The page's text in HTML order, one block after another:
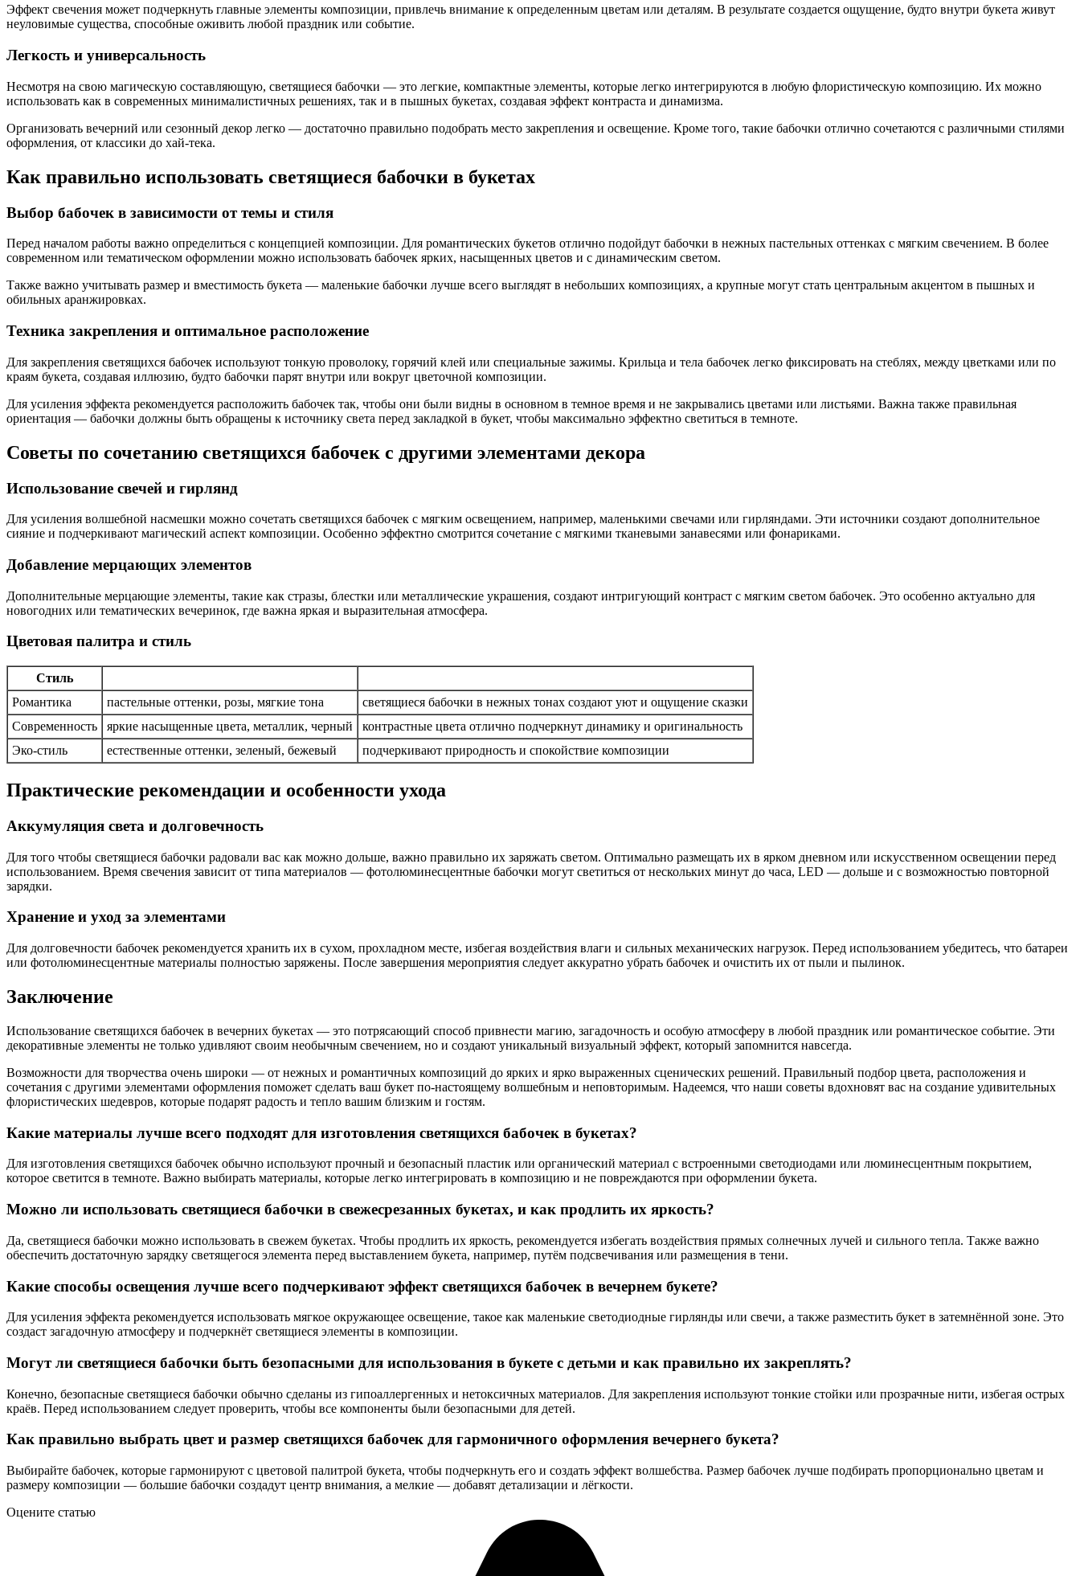
Эффект свечения может подчеркнуть главные элементы композиции, привлечь внимание к определенным цветам или деталям. В результате создается ощущение, будто внутри букета живут
неуловимые существа, способные оживить любой праздник или событие.
Легкость и универсальность
Несмотря на свою магическую составляющую, светящиеся бабочки — это легкие, компактные элементы, которые легко интегрируются в любую флористическую композицию. Их можно
использовать как в современных минималистичных решениях, так и в пышных букетах, создавая эффект контраста и динамизма.
Организовать вечерний или сезонный декор легко — достаточно правильно подобрать место закрепления и освещение. Кроме того, такие бабочки отлично сочетаются с различными стилями
оформления, от классики до хай-тека.
Как правильно использовать светящиеся бабочки в букетах
Выбор бабочек в зависимости от темы и стиля
Перед началом работы важно определиться с концепцией композиции. Для романтических букетов отлично подойдут бабочки в нежных пастельных оттенках с мягким свечением. В более
современном или тематическом оформлении можно использовать бабочек ярких, насыщенных цветов и с динамическим светом.
Также важно учитывать размер и вместимость букета — маленькие бабочки лучше всего выглядят в небольших композициях, а крупные могут стать центральным акцентом в пышных и
обильных аранжировках.
Техника закрепления и оптимальное расположение
Для закрепления светящихся бабочек используют тонкую проволоку, горячий клей или специальные зажимы. Крильца и тела бабочек легко фиксировать на стеблях, между цветками или по
краям букета, создавая иллюзию, будто бабочки парят внутри или вокруг цветочной композиции.
Для усиления эффекта рекомендуется расположить бабочек так, чтобы они были видны в основном в темное время и не закрывались цветами или листьями. Важна также правильная
ориентация — бабочки должны быть обращены к источнику света перед закладкой в букет, чтобы максимально эффектно светиться в темноте.
Советы по сочетанию светящихся бабочек с другими элементами декора
Использование свечей и гирлянд
Для усиления волшебной насмешки можно сочетать светящихся бабочек с мягким освещением, например, маленькими свечами или гирляндами. Эти источники создают дополнительное
сияние и подчеркивают магический аспект композиции. Особенно эффектно смотрится сочетание с мягкими тканевыми занавесями или фонариками.
Добавление мерцающих элементов
Дополнительные мерцающие элементы, такие как стразы, блестки или металлические украшения, создают интригующий контраст с мягким светом бабочек. Это особенно актуально для
новогодних или тематических вечеринок, где важна яркая и выразительная атмосфера.
Цветовая палитра и стиль
Стиль
Романтика
пастельные оттенки, розы, мягкие тона
светящиеся бабочки в нежных тонах создают уют и ощущение сказки
Современность
яркие насыщенные цвета, металлик, черный
контрастные цвета отлично подчеркнут динамику и оригинальность
Эко-стиль
естественные оттенки, зеленый, бежевый подчеркивают природность и спокойствие композиции
Практические рекомендации и особенности ухода
Аккумуляция света и долговечность
Для того чтобы светящиеся бабочки радовали вас как можно дольше, важно правильно их заряжать светом. Оптимально размещать их в ярком дневном или искусственном освещении перед
использованием. Время свечения зависит от типа материалов — фотолюминесцентные бабочки могут светиться от нескольких минут до часа, LED — дольше и с возможностью повторной
зарядки.
Хранение и уход за элементами
Для долговечности бабочек рекомендуется хранить их в сухом, прохладном месте, избегая воздействия влаги и сильных механических нагрузок. Перед использованием убедитесь, что батареи
или фотолюминесцентные материалы полностью заряжены. После завершения мероприятия следует аккуратно убрать бабочек и очистить их от пыли и пылинок.
Заключение
Использование светящихся бабочек в вечерних букетах — это потрясающий способ привнести магию, загадочность и особую атмосферу в любой праздник или романтическое событие. Эти
декоративные элементы не только удивляют своим необычным свечением, но и создают уникальный визуальный эффект, который запомнится навсегда.
Возможности для творчества очень широки — от нежных и романтичных композиций до ярких и ярко выраженных сценических решений. Правильный подбор цвета, расположения и
сочетания с другими элементами оформления поможет сделать ваш букет по-настоящему волшебным и неповторимым. Надеемся, что наши советы вдохновят вас на создание удивительных
флористических шедевров, которые подарят радость и тепло вашим близким и гостям.
Какие материалы лучше всего подходят для изготовления светящихся бабочек в букетах?
Для изготовления светящихся бабочек обычно используют прочный и безопасный пластик или органический материал с встроенными светодиодами или люминесцентным покрытием,
которое светится в темноте. Важно выбирать материалы, которые легко интегрировать в композицию и не повреждаются при оформлении букета.
Можно ли использовать светящиеся бабочки в свежесрезанных букетах, и как продлить их яркость?
Да, светящиеся бабочки можно использовать в свежем букетах. Чтобы продлить их яркость, рекомендуется избегать воздействия прямых солнечных лучей и сильного тепла. Также важно
обеспечить достаточную зарядку светящегося элемента перед выставлением букета, например, путём подсвечивания или размещения в тени.
Какие способы освещения лучше всего подчеркивают эффект светящихся бабочек в вечернем букете?
Для усиления эффекта рекомендуется использовать мягкое окружающее освещение, такое как маленькие светодиодные гирлянды или свечи, а также разместить букет в затемнённой зоне. Это
создаст загадочную атмосферу и подчеркнёт светящиеся элементы в композиции.
Могут ли светящиеся бабочки быть безопасными для использования в букете с детьми и как правильно их закреплять?
Конечно, безопасные светящиеся бабочки обычно сделаны из гипоаллергенных и нетоксичных материалов. Для закрепления используют тонкие стойки или прозрачные нити, избегая острых
краёв. Перед использованием следует проверить, чтобы все компоненты были безопасными для детей.
Как правильно выбрать цвет и размер светящихся бабочек для гармоничного оформления вечернего букета?
Выбирайте бабочек, которые гармонируют с цветовой палитрой букета, чтобы подчеркнуть его и создать эффект волшебства. Размер бабочек лучше подбирать пропорционально цветам и
размеру композиции — большие бабочки создадут центр внимания, а мелкие — добавят детализации и лёгкости.
Оцените статью